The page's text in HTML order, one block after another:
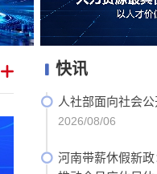
 快讯
 人社部面向社会
2026/08/06
 河南带薪休假新政